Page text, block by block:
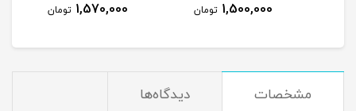
1,500,000 تومان 1,570,000 تومان
مشخصات دیدگاه‌ها